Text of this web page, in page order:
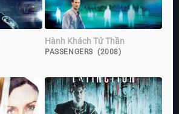
Hành Khách Tử Thần
PASSENGERS (2008)